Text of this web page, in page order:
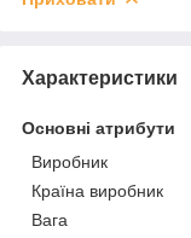
Характеристики
Основні атрибути
Виробник
Країна виробник
Вага